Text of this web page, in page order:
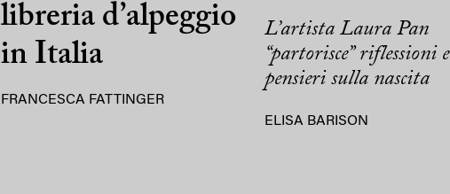
libreria d’alpeggio
in Italia
FRANCESCA FATTINGER
L’artista Laura Pan
“partorisce” riflessioni e
pensieri sulla nascita
ELISA BARISON